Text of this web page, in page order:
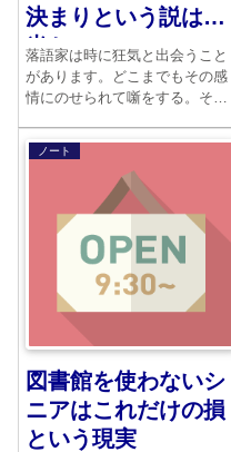
決まりという説は本
当か
落語家は時に狂気と出会うこと
があります。どこまでもその感
情にのせられて噺をする。それ
す。柳家喬太郎は狂気と最も相
性のいい稀有な資質をもった噺
家です。これからの活躍がます
ます期待される新作、古典に通
じた落語家です
ノート
図書館を使わないシ
ニアはこれだけの損
という現実